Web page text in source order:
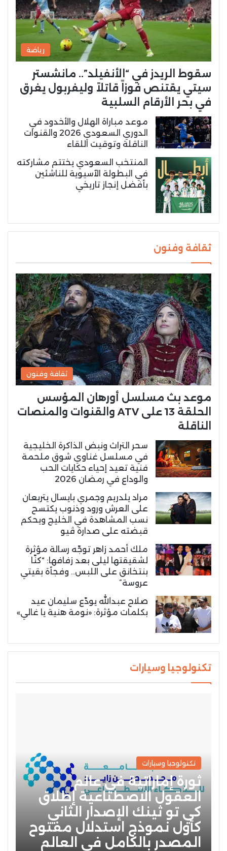
رياضة
سقوط الريدز في “الأنفيلد”.. مانشستر
سيتي يقتنص فوزاً قاتلاً وليفربول يغرق
في بحر الأرقام السلبية
موعد مباراة الهلال والأخدود في
الدوري السعودي 2026 والقنوات
الناقلة وتوقيت اللقاء
المنتخب السعودي يختتم مشاركته
في البطولة الآسيوية للناشئين
بأفضل إنجاز تاريخي
ثقافة وفنون
ثقافة وفنون
موعد بث مسلسل أورهان المؤسس
الحلقة 13 على ATV والقنوات والمنصات
الناقلة
سحر التراث ونبض الذاكرة الخليجية
في مسلسل غناوي شوق ملحمة
فنية تعيد إحياء حكايات الحب
والوداع في رمضان 2026
مراد يلدريم وجمري بايسال يتربعان
على العرش ورود وذنوب يكتسح
نسب المشاهدة في الخليج ويحكم
قبضته على صدارة ڤيو
ملك أحمد زاهر توجّه رسالة مؤثرة
لشقيقتها ليلى بعد زفافها: “كنّا
بنتخانق على اللبس.. وفجأة بقيتي
عروسة”
صلاح عبدالله يودّع سليمان عيد
بكلمات مؤثرة: «نومة هنية يا غالي»
تكنولوجيا وسيارات
تكنولوجيا وسيارات
ثورة إماراتية في عالم
العقول الاصطناعية إطلاق
كي تو ثينك الإصدار الثاني
كأول نموذج استدلال مفتوح
المصدر بالكامل في العالم